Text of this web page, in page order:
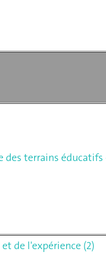
des terrains éducatifs
de l'expérience (2)